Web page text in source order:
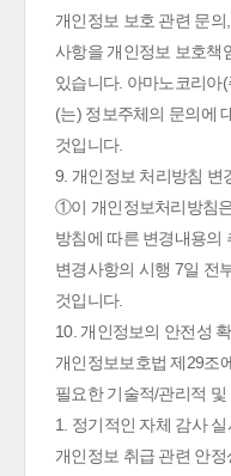
개인정보 보호 관련 문
사항을 개인정보 보호책
있습니다. 아마노코리아(
(는) 정보주체의 문의에
것입니다.
9. 개인정보 처리방침 변
①이 개인정보처리방침
방침에 따른 변경내용의
변경사항의 시행 7일 전
것입니다.
10. 개인정보의 안전성
개인정보보호법 제29조
필요한 기술적/관리적
1. 정기적인 자체 감사 실
개인정보 취급 관련 안